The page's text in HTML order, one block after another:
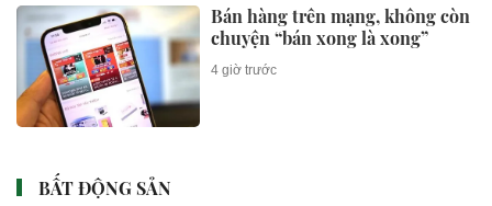
Bán hàng trên mạng, không còn
chuyện “bán xong là xong”
4 giờ trước
BẤT ĐỘNG SẢN